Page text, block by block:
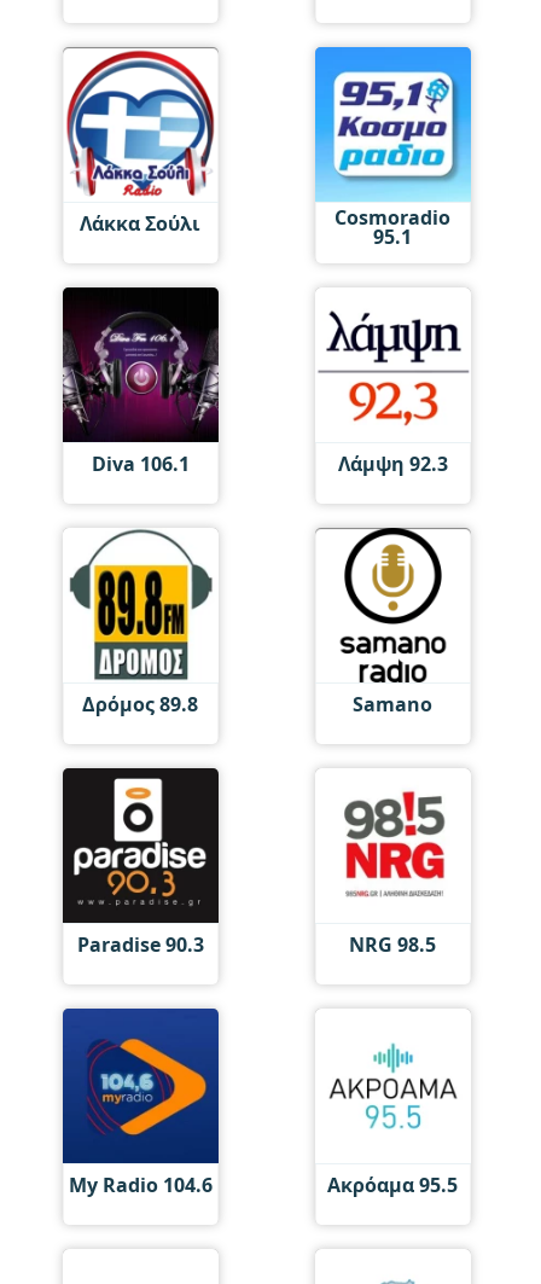
Λάκκα Σούλι Cosmoradio
95.1
Diva 106.1 Λάμψη 92.3
Δρόμος 89.8 Samano
Paradise 90.3 NRG 98.5
My Radio 104.6 Ακρόαμα 95.5